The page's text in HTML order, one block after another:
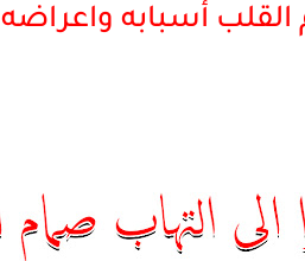
أسبابه واعراضه